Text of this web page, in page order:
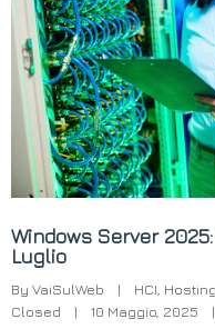
Windows Server
Luglio
By VaiSulWeb | HCI Hosting
Closed
| 10 Maggio, 2025 |